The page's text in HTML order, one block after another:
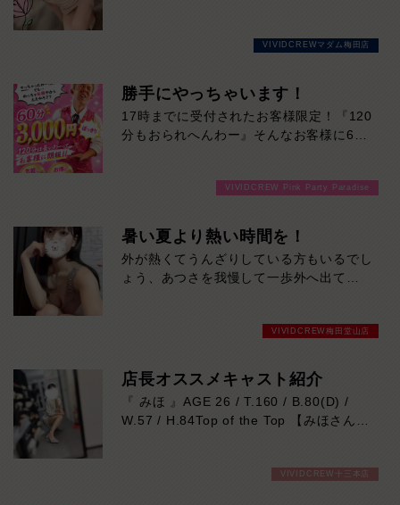
細やかな気配りと癒しの接客はまさに一級
Dカップの美しいシルエットも目を惹きま
す。親近感のある一面もあり、自然と会話
が弾むこと間違いなし。飾らない人柄も彼
女らしい魅力です。優しく寄り添う空気感
さを兼ね備えた、これから人気急上昇間違
いなしの注目キャストです。本日の出勤…
VIVIDCREWマダム梅田店
勝手にやっちゃいます！
17時までに受付されたお客様限定！『120
分もおられへんわー』そんなお客様に60
めるチャンス！たっぷり楽しみたい方は
分！その日の予定に合わせてお選びくださ
い！ご来店お待ちしております！
VIVIDCREW Pink Party Paradise
暑い夏より熱い時間を！
外が熱くてうんざりしている方もいるでし
ょう、あつさを我慢して一歩外へ出て
VIVIDCREW梅田堂山店
店長オススメキャスト紹介
『 みほ 』AGE 26 / T.160 / B.80(D) /
W.57 / H.84Top of the Top 【みほさん】
ていいの！？と正直私も聞いてしまいまし
VIVIDCREW十三本店